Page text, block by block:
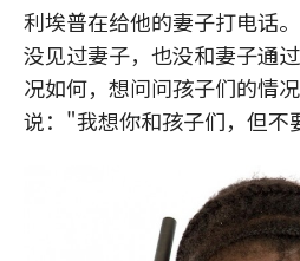
利埃普在给他的妻子打电话
没见过妻子，也没和妻子通
况如何，想问问孩子们的情
说："我想你和孩子们，但不